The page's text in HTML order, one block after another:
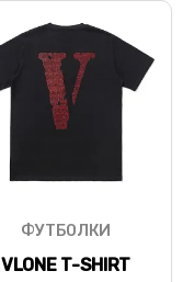
ФУТБОЛКИ
VLONE T-SHIRT